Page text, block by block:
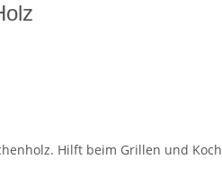
Hilft beim Grillen und